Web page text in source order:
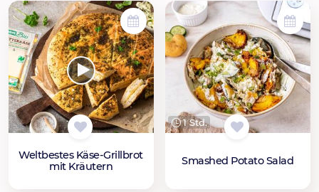
Weltbestes Käse-Grillbrot
mit Kräutern
1 Std.
Smashed Potato Salad